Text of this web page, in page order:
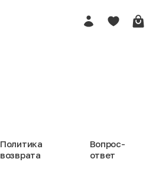
Политика
возврата
Вопрос-
ответ